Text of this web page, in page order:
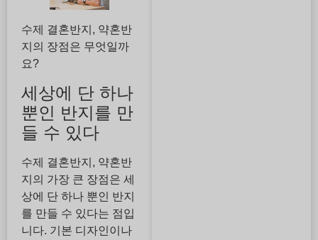
수제 결혼반지, 약혼반
지의 장점은 무엇일까
요?
세상에 단 하나
뿐인 반지를 만
들 수 있다
수제 결혼반지, 약혼반
지의 가장 큰 장점은 세
상에 단 하나 뿐인 반지
를 만들 수 있다는 점입
니다. 기본 디자인이나